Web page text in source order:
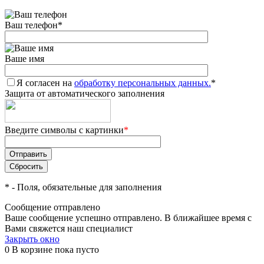
Ваш телефон*
Ваше имя
Я согласен на обработку персональных данных.*
Защита от автоматического заполнения
Введите символы с картинки*
* - Поля, обязательные для заполнения
Сообщение отправлено
Ваше сообщение успешно отправлено. В ближайшее время с
Вами свяжется наш специалист
Закрыть окно
0 В корзине пока пусто